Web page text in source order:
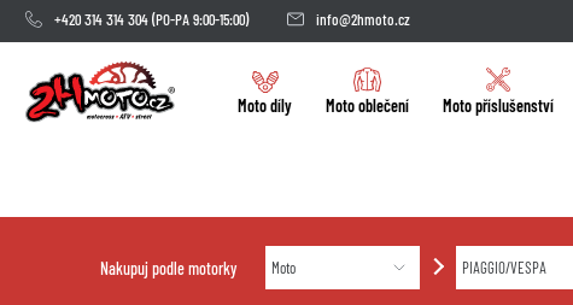
+420 314 314 304(PO-PA 9:00-15:00) info@2hmoto.cz
Moto díly Moto oblečení Moto příslušenství
Nakupuj podle motorky